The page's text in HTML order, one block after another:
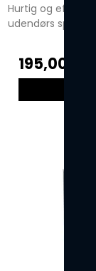
Hurtig og effektiv
udendørs spa og
195,00 DKK